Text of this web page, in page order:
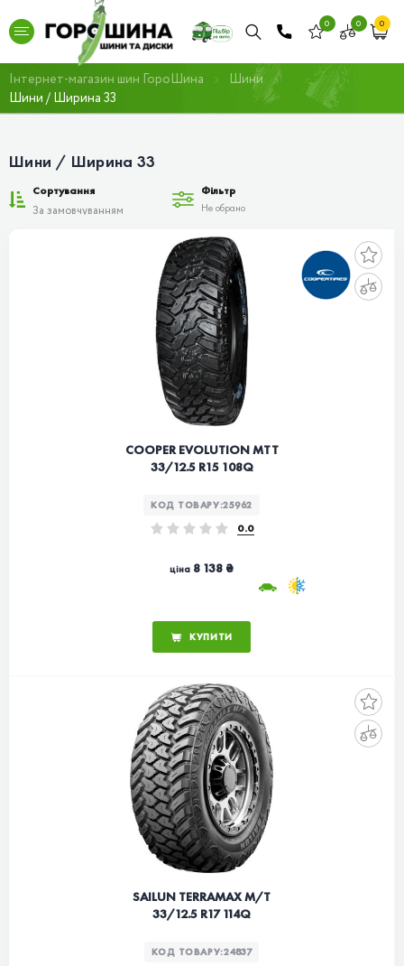
0 0 0
Інтернет-магазин шин ГороШина
Шини
Шини / Ширина 33
Шини / Ширина 33
Сортування
Фільтр
Не обрано
COOPER EVOLUTION MTT
33/12.5 R15 108Q
КОД ТОВАРУ:25962
0.0
ціна 8 138 ₴
КУПИТИ
SAILUN TERRAMAX M/T
33/12.5 R17 114Q
КОД ТОВАРУ:24837